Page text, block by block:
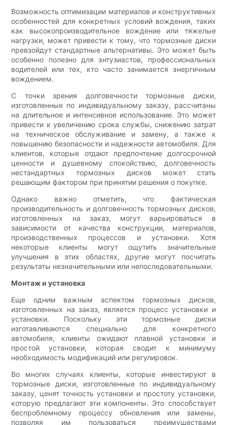
Возможность оптимизации материалов и конструктивных
особенностей для конкретных условий вождения, таких
как высокопроизводительное вождение или тяжелые
нагрузки, может привести к тому, что тормозные диски
превзойдут стандартные альтернативы. Это может быть
особенно полезно для энтузиастов, профессиональных
водителей или тех, кто часто занимается энергичным
вождением.
С точки зрения долговечности тормозные диски,
изготовленные по индивидуальному заказу, рассчитаны
на длительное и интенсивное использование. Это может
привести к увеличению срока службы, снижению затрат
на техническое обслуживание и замену, а также к
повышению безопасности и надежности автомобиля. Для
клиентов, которые отдают предпочтение долгосрочной
ценности и душевному спокойствию, долговечность
нестандартных тормозных дисков может стать
решающим фактором при принятии решения о покупке.
Однако важно отметить, что фактическая
производительность и долговечность тормозных дисков,
изготовленных на заказ, могут варьироваться в
зависимости от качества конструкции, материалов,
производственных процессов и установки. Хотя
некоторые клиенты могут ощутить значительные
улучшения в этих областях, другие могут посчитать
результаты незначительными или непоследовательными.
Монтаж и установка
Еще одним важным аспектом тормозных дисков,
изготовленных на заказ, является процесс установки и
установки. Поскольку эти тормозные диски
изготавливаются специально для конкретного
автомобиля, клиенты ожидают плавной установки и
простой установки, которая сводит к минимуму
необходимость модификаций или регулировок.
Во многих случаях клиенты, которые инвестируют в
тормозные диски, изготовленные по индивидуальному
заказу, ценят точность установки и простоту установки,
которую предлагают эти компоненты. Это способствует
беспроблемному процессу обновления или замены,
позволяя им пользоваться преимуществами